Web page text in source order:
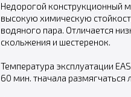
Недорогой конструкционный
высокую химическую
водяного пара. Отличается
скольжения и шестеренок.
Температура эксплуатации
60 мин. тначала